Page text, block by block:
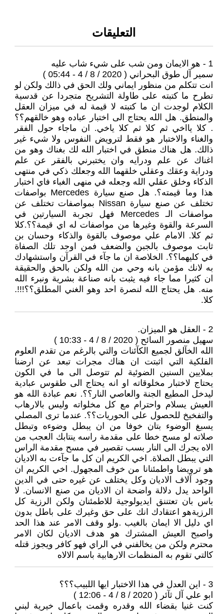
التعليقات
1 - هو الايمان ومن شب على شيء شاب عليه
سمير آل طوق البحراني ( 2020 / 8 / 4 - 05:44 )
انت تتكلم من منظور ايماني ولك الحق في ذالك ولكن لو
تطرح ما كتبته على طاولة التشريح متجردا عن قدسية
الكلام لوجدت ان ما كتبته لا قيمة له في ميزان العقل
والمنطق. هل الله يحتاج الى اختبار عباده وهو خالقهم؟؟
. كلا يااخي ثم كلا ثم كلا ياخي. ان ماجاء حول الفقر
والغناء والاختبار هو فقط لترويض النفوس ولا شيء غير
ذالك. هل هناك منطق في اختبار الله لك بغناك وهو من
اغناك عن علم ودرايه وان يختبرني بالفقر عن علم
ودراية وعقك وعقلي خلقهما الله وجعلك ذكي في منتهى
الذكاء وخلق عقلي الله وجعله في منهى الغباء فاي اختبار
هذا وما قيمته؟. هل صنع سيارة Mercedes بواصفات
تختلف عن صنع سيارة Nissan بمواصفات تختلف عن
مواصفات الـ Mercedes فهل تجربة السيارتين في
السرعة والقوة وغيرها من مواصفات له اي قيمة؟؟.كلا
ثم كلا. الامام علي موصوف بالقوة والذكاء وحسان بن
ثابت موصوف بالجبن والضعف فمن اوجد تلك الصفاة
في كليهما؟؟. الخلاصة ان ما جآء في القرآن واستشهادك
به لانك مؤمن بانه وحي من الله ولكن بالحق والحقيقة
ان كثيرا مما جاء فيه يثبت بانه صناعة بشرية ونبرء الله
منه. هل يحتاج الله لنصرة احد وهو الغني المطلق؟؟!!!.
كلا.
2 - العقل هو الميزان.
سهيل منصور السائح ( 2020 / 8 / 4 - 10:33 )
الله الخآلق لجميع الكآئنات والتي بالرغم من تقدم العلوم
الفلكية التي اثبتت ان هناك مجرات تبعد عن ارضنا
بملايين السنين الضوئية لم تتوصل الى ما في الكون
يحتاج لاختبار مخلوقاته او انه يحتاج الى طقوس عبادية
ليدخل المطيع الجنة والعاصي النار؟؟. نعم عبادة الله هو
العيش يسلام واحترام مع كل مخلواته وليس بالارهاب
والتفخيخ للحصول على الحوريات؟؟. عندما ترى المصلي
يسبغ الوضوء بتان خوفا من ان يبطل وضوءه وتبطل
صلاته لو مسح خطا على مقدمة راسه ينتابك العجب من
الاه يجرك الى النار بسب تقصير في مسح مقدمة الراس
التي يبطل الصلاة. اخي الكريم ان كل ما جآءت به الاديان
هو ترويضا واطمئنانا من خوف المجهول. اخي الكريم ان
وجود آلاف الاديان وكل يختلف عن غيره حتى في الدين
الواحد يدل دلالة واضحة ان الاديان من صنع الانسان. لا
باس بان تعتننق ايديولوجية للاطمئنان ولكن الرزية كل
الرزيةهو اعتقادك انك على حق وغيرك على باطل بدون
اي دليل الا ايمان بالغيب .ولو وقف الامر عند هذا الحد
واصبح العيش المشترك هو هدف الاديان لكان الامر
محترم ولكن من يخالفني في الراي فهو كافر ويجوز قتله
كالتي تقوم به المنظمات الارهابية باسم الالاه
3 - اين العدل في هذا الاختبار ايها اللبيب؟؟؟
ابو علي آل ثآئر ( 2020 / 8 / 4 - 12:06 )
كنت غنيا بقضاء الله وقدره وقمت باعمال خيرية لبني